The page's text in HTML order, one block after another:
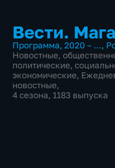
Вести.
Программа, 2020 – …,
Новостные,
политические,
экономические,
новостные,
4 сезона, 1183 выпуска